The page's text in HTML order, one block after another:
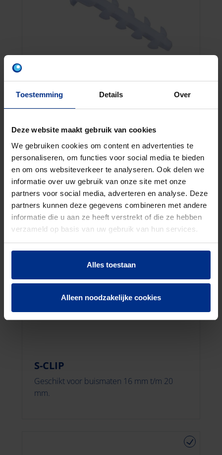
Toestemming Details Over
Deze website maakt gebruik van cookies
We gebruiken cookies om content en advertenties te
personaliseren, om functies voor social media te bieden
en om ons websiteverkeer te analyseren. Ook delen we
informatie over uw gebruik van onze site met onze
partners voor social media, adverteren en analyse. Deze
partners kunnen deze gegevens combineren met andere
informatie die u aan ze heeft verstrekt of die ze hebben
verzameld op basis van uw gebruik van hun services.
Alles toestaan
Alleen noodzakelijke cookies
Geschikt voor de Polfix klemblokken.
S-CLIP
Geschikt voor buismaten 16 mm t/m 20
mm.